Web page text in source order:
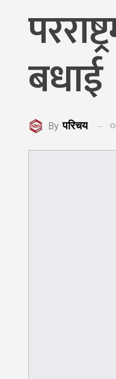
बधाई
By परिचय